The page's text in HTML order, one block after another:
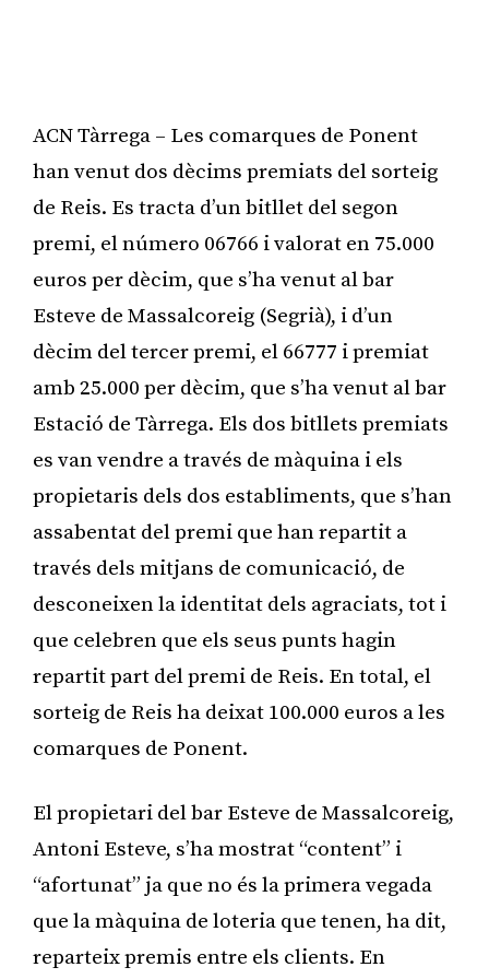
ACN Tàrrega – Les comarques de Ponent
han venut dos dècims premiats del sorteig
de Reis. Es tracta d’un bitllet del segon
premi, el número 06766 i valorat en 75.000
euros per dècim, que s’ha venut al bar
Esteve de Massalcoreig (Segrià), i d’un
dècim del tercer premi, el 66777 i premiat
amb 25.000 per dècim, que s’ha venut al bar
Estació de Tàrrega. Els dos bitllets premiats
es van vendre a través de màquina i els
propietaris dels dos establiments, que s’han
assabentat del premi que han repartit a
través dels mitjans de comunicació, de
desconeixen la identitat dels agraciats, tot i
que celebren que els seus punts hagin
repartit part del premi de Reis. En total, el
sorteig de Reis ha deixat 100.000 euros a les
comarques de Ponent.
El propietari del bar Esteve de Massalcoreig,
Antoni Esteve, s’ha mostrat “content” i
“afortunat” ja que no és la primera vegada
que la màquina de loteria que tenen, ha dit,
reparteix premis entre els clients. En